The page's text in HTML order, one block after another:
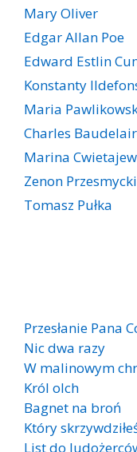
Mary Oliver
Edgar Allan Poe
Edward Estlin
Konstanty
Maria
Charles
Marina
Zenon Przesmycki
Tomasz Pułka
Przesłanie Pana
Nic dwa razy
W malinowym
Król olch
Bagnet na broń
Który
List do